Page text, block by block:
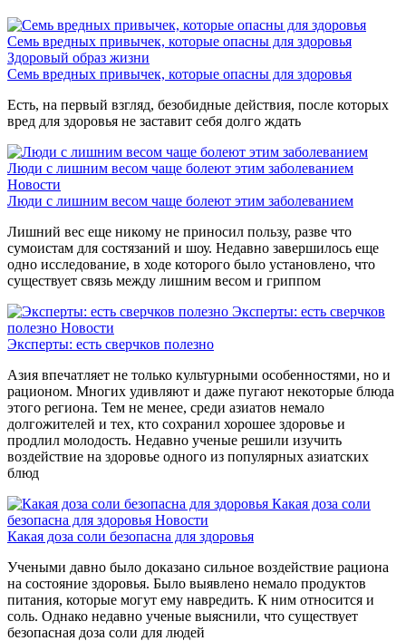
Семь вредных привычек, которые опасны для здоровья
Здоровый образ жизни
Семь вредных привычек, которые опасны для здоровья
Есть, на первый взгляд, безобидные действия, после которых
вред для здоровья не заставит себя долго ждать
Люди с лишним весом чаще болеют этим заболеванием
Новости
Люди с лишним весом чаще болеют этим заболеванием
Лишний вес еще никому не приносил пользу, разве что
сумоистам для состязаний и шоу. Недавно завершилось еще
одно исследование, в ходе которого было установлено, что
существует связь между лишним весом и гриппом
Эксперты: есть сверчков
полезно Новости
Эксперты: есть сверчков полезно
Азия впечатляет не только культурными особенностями, но и
рационом. Многих удивляют и даже пугают некоторые блюда
этого региона. Тем не менее, среди азиатов немало
долгожителей и тех, кто сохранил хорошее здоровье и
продлил молодость. Недавно ученые решили изучить
воздействие на здоровье одного из популярных азиатских
блюд
Какая доза соли
безопасна для здоровья Новости
Какая доза соли безопасна для здоровья
Учеными давно было доказано сильное воздействие рациона
на состояние здоровья. Было выявлено немало продуктов
питания, которые могут ему навредить. К ним относится и
соль. Однако недавно ученые выяснили, что существует
безопасная доза соли для людей